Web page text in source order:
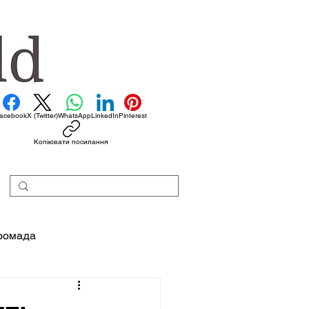
X (Twitter)WhatsAppLinkedInPinterest
Копіювати посилання